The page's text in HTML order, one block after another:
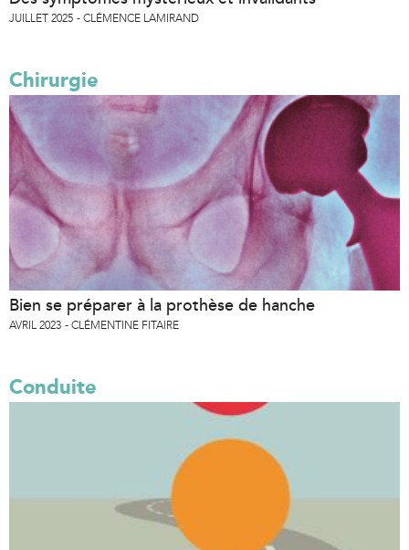
JUILLET 2025 CLÉMENCE LAMIRAND
Chirurgie
Bien se préparer à la prothèse de hanche
AVRIL 2023 CLÉMENTINE FITAIRE
Conduite